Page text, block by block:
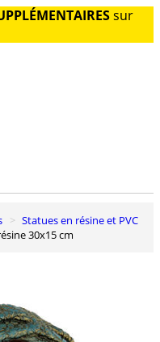
sur
Statues en résine et PVC
30x15 cm